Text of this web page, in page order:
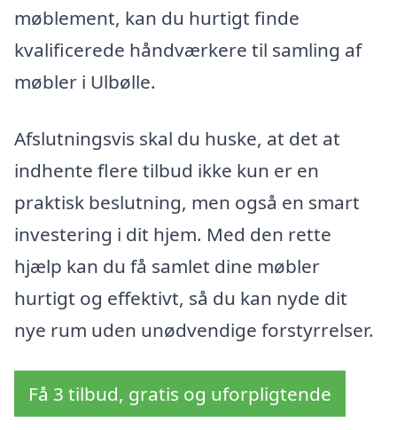
møblement, kan du hurtigt finde
kvalificerede håndværkere til samling af
møbler i Ulbølle.
Afslutningsvis skal du huske, at det at
indhente flere tilbud ikke kun er en
praktisk beslutning, men også en smart
investering i dit hjem. Med den rette
hjælp kan du få samlet dine møbler
hurtigt og effektivt, så du kan nyde dit
nye rum uden unødvendige forstyrrelser.
Få 3 tilbud, gratis og uforpligtende